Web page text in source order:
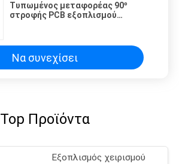
Τυπωμένος μεταφορέας 90º
στροφής PCB εξοπλισμού
Να συνεχίσει
Top Προϊόντα
Εξοπλισμός χειρισμού